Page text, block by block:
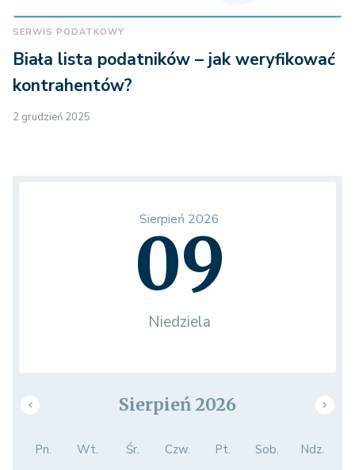
SERWIS PODATKOWY
Biała lista podatników – jak weryfikować
kontrahentów?
2 grudzień 2025
Sierpień 2026
09
Niedziela
Sierpień 2026
Pn. Wt. Śr. Czw. Pt. Sob. Ndz.